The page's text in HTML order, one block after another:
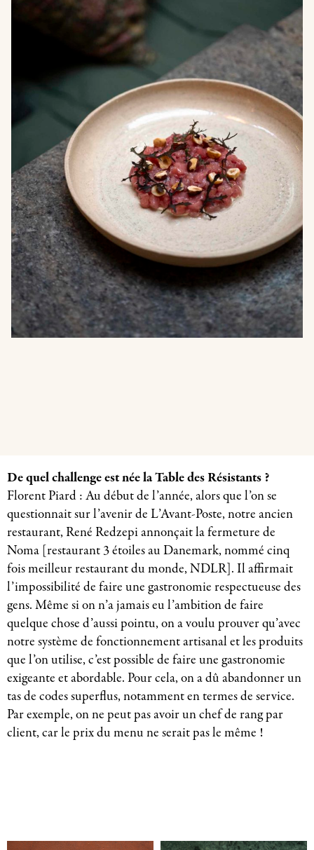
De quel challenge est née la Table des Résistants ?
Florent Piard : Au début de l’année, alors que l’on se
questionnait sur l’avenir de L’Avant-Poste, notre ancien
restaurant, René Redzepi annonçait la fermeture de
Noma [restaurant 3 étoiles au Danemark, nommé cinq
fois meilleur restaurant du monde, NDLR]. Il affirmait
l’impossibilité de faire une gastronomie respectueuse des
gens. Même si on n’a jamais eu l’ambition de faire
quelque chose d’aussi pointu, on a voulu prouver qu’avec
notre système de fonctionnement artisanal et les produits
que l’on utilise, c’est possible de faire une gastronomie
exigeante et abordable. Pour cela, on a dû abandonner un
tas de codes superflus, notamment en termes de service.
Par exemple, on ne peut pas avoir un chef de rang par
client, car le prix du menu ne serait pas le même !